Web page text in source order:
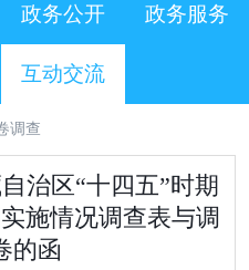
政务公开 政务服务
互动交流
调查
治区“十四五”时期
施情况调查表与调
的函